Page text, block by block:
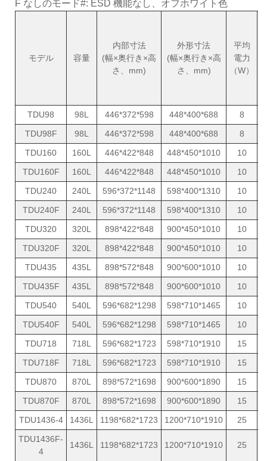
F なしのモード#: ESD 機能なし、オフホワイト色
モデル 容量
内部寸法
(幅×奥行き×高
さ、mm)
外形寸法
(幅×奥行き×高
さ、mm)
平均
電力
（W）
TDU98 98L 446*372*598 448*400*688 8
TDU98F
98L 446*372*598 448*400*688 8
TDU160
160L 446*422*848 448*450*1010 10
TDU160F
160L 446*422*848 448*450*1010 10
TDU240
240L 596*372*1148 598*400*1310 10
TDU240F
240L 596*372*1148 598*400*1310 10
TDU320
320L 898*422*848 900*450*1010 10
TDU320F
320L 898*422*848 900*450*1010 10
TDU435
435L 898*572*848 900*600*1010 10
TDU435F
435L 898*572*848 900*600*1010 10
TDU540
540L 596*682*1298 598*710*1465 10
TDU540F
540L 596*682*1298 598*710*1465 10
TDU718
718L 596*682*1723 598*710*1910 15
TDU718F
718L 596*682*1723 598*710*1910 15
TDU870
870L 898*572*1698 900*600*1890 15
TDU870F
870L 898*572*1698 900*600*1890 15
TDU1436-4
1436L 1198*682*1723 1200*710*1910 25
TDU1436F-
4
1436L 1198*682*1723 1200*710*1910 25